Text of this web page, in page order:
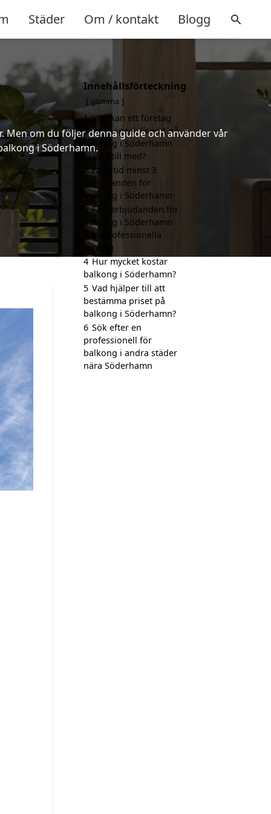
Städer Om / kontakt Blogg
om du följer denna guide och använder vår
i Söderhamn.
Innehållsförteckning
gömma
1 Vad kan ett företag
som är specialiserat på
balkong i Söderhamn
hjälpa till med?
2 Få alltid minst 3
erbjudanden för
balkong i Söderhamn
3 Få 3 erbjudanden för
balkong i Söderhamn
från professionella
företag
4 Hur mycket kostar
balkong i Söderhamn?
5 Vad hjälper till att
bestämma priset på
balkong i Söderhamn?
6 Sök efter en
professionell för
balkong i andra städer
nära Söderhamn